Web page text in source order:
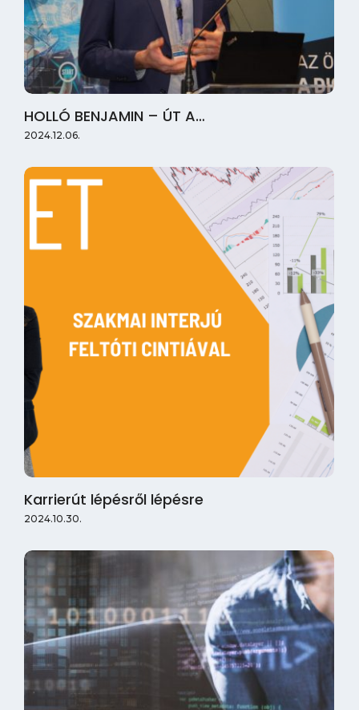
HOLLÓ BENJAMIN – ÚT A…
2024.12.06.
Karrierút lépésről lépésre
2024.10.30.